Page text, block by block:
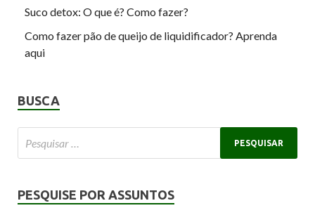
Suco detox: O que é? Como fazer?
Como fazer pão de queijo de liquidificador? Aprenda
aqui
BUSCA
PESQUISE POR ASSUNTOS